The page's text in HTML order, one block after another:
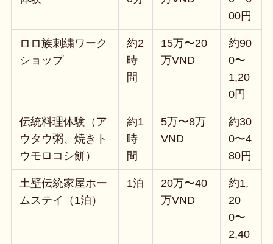
00円
ロロ族刺繍ワーク
ショップ
約2
時
間
15万〜20
万VND
約90
0〜
1,20
0円
伝統料理体験（ア
ウタウ粥、焼きト
ウモロコシ餅）
約1
時
間
5万〜8万
VND
約30
0〜4
80円
土壁伝統家屋ホー
ムステイ（1泊）
1泊
20万〜40
万VND
約1,
20
0〜
2,40